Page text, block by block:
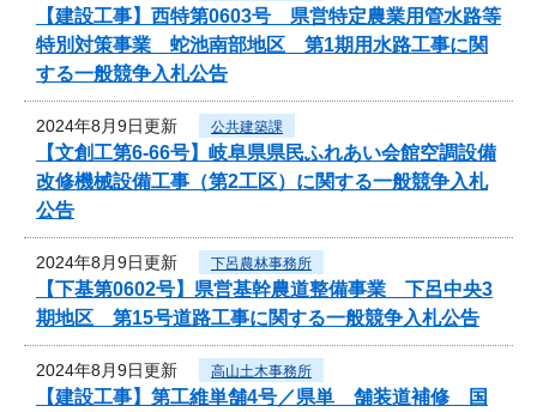
【建設工事】西特第0603号 県営特定農業用管水路等
特別対策事業 蛇池南部地区 第1期用水路工事に関
する一般競争入札公告
2024年8月9日更新 公共建築課
【文創工第6-66号】岐阜県県民ふれあい会館空調設備
改修機械設備工事（第2工区）に関する一般競争入札
公告
2024年8月9日更新 下呂農林事務所
【下基第0602号】県営基幹農道整備事業 下呂中央3
期地区 第15号道路工事に関する一般競争入札公告
2024年8月9日更新 高山土木事務所
【建設工事】第工維単舗4号／県単 舗装道補修 国